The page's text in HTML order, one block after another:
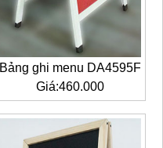
Bảng ghi menu DA4595F
Giá:460.000